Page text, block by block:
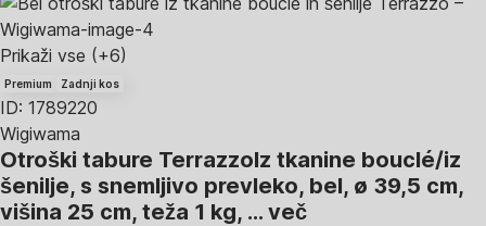
Prikaži vse (+6)
Premium Zadnji kos
ID: 1789220
Wigiwama
Otroški tabure TerrazzoIz tkanine bouclé/iz
šenilje, s snemljivo prevleko, bel, ø 39,5 cm,
višina 25 cm, teža 1 kg, … več